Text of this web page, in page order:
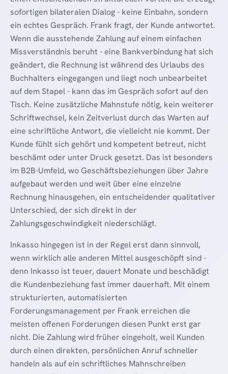
sofortigen bilateralen Dialog - keine Einbahn, sondern
ein echtes Gespräch. Frank fragt, der Kunde antwortet.
Wenn die ausstehende Zahlung auf einem einfachen
Missverständnis beruht - eine Bankverbindung hat sich
geändert, die Rechnung ist während des Urlaubs des
Buchhalters eingegangen und liegt noch unbearbeitet
auf dem Stapel - kann das im Gespräch sofort auf den
Tisch. Keine zusätzliche Mahnstufe nötig, kein weiterer
Schriftwechsel, kein Zeitverlust durch das Warten auf
eine schriftliche Antwort, die vielleicht nie kommt. Der
Kunde fühlt sich gehört und kompetent betreut, nicht
beschämt oder unter Druck gesetzt. Das ist besonders
im B2B-Umfeld, wo Geschäftsbeziehungen über Jahre
aufgebaut werden und weit über eine einzelne
Rechnung hinausgehen, ein entscheidender qualitativer
Unterschied, der sich direkt in der
Zahlungsgeschwindigkeit niederschlägt.
Inkasso hingegen ist in der Regel erst dann sinnvoll,
wenn wirklich alle anderen Mittel ausgeschöpft sind -
denn Inkasso ist teuer, dauert Monate und beschädigt
die Kundenbeziehung fast immer dauerhaft. Mit einem
strukturierten, automatisierten
Forderungsmanagement per Frank erreichen die
meisten offenen Forderungen diesen Punkt erst gar
nicht. Die Zahlung wird früher eingeholt, weil Kunden
durch einen direkten, persönlichen Anruf schneller
handeln als auf ein schriftliches Mahnschreiben